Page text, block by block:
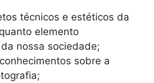
técnicos e estéticos da
elemento
nossa sociedade;
sobre a